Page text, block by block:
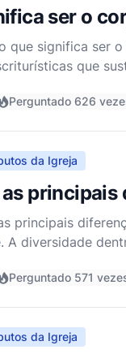
ser o
que significa ser
que
Perguntado 626
da Igreja
principais
A diversidade
Perguntado 571
da Igreja